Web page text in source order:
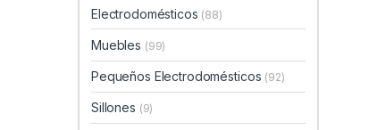
Electrodomésticos (88)
Muebles (99)
Pequeños Electrodomésticos (92)
Sillones (9)